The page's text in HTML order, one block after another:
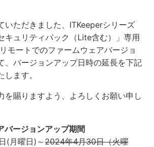
いただきました、ITKeeperシリーズ
キュリティパック（Lite含む）」専用
モートでのファームウェアバージョ
、バージョンアップ日時の延長を下記
ます。
を賜りますよう、よろしくお願い申し
ージョンアップ期間
(月曜日)～2024年4月30日（火曜